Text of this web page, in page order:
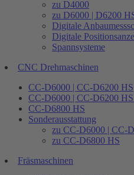
zu D4000
zu D6000 | D6200
Digitale
Digitale
Spannsysteme
CNC Drehmaschinen
CC-D6000 | CC-D6200 HS
CC-D6000 | CC-D6200
CC-D6800 HS
Sonderausstattung
zu CC-D6000 | CC-
zu CC-D6800 HS
Fräsmaschinen